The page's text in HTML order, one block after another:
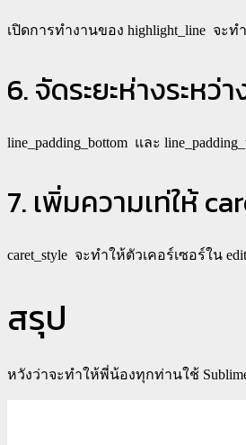
เปิดการทำงานของ highlight_line จะท
6. จัดระยะห่างระห
line_padding_bottom และ
7. เพิ่มความเท่ให้
caret_style จะทำให้ตัวเคอร์เซอร์ใน
สรุป
หวังว่าจะทำให้พี่น้องทุกท่านใช้